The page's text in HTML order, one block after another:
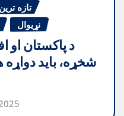
تازه
نړیوال
د پاکستان او
شخړه، باید